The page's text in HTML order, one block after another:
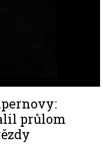
průlom